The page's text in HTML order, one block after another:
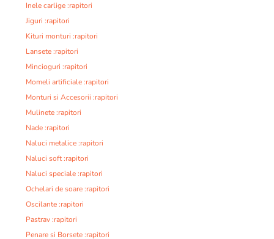
Inele carlige :rapitori
Jiguri :rapitori
Kituri monturi :rapitori
Lansete :rapitori
Mincioguri :rapitori
Momeli artificiale :rapitori
Monturi si Accesorii :rapitori
Mulinete :rapitori
Nade :rapitori
Naluci metalice :rapitori
Naluci soft :rapitori
Naluci speciale :rapitori
Ochelari de soare :rapitori
Oscilante :rapitori
Pastrav :rapitori
Penare si Borsete :rapitori